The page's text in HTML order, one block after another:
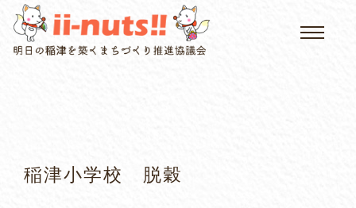
HOME
稲津小学校 脱穀